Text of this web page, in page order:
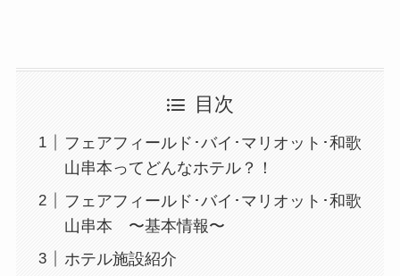
目次
フェアフィールド･バイ･マリオット･和歌
山串本ってどんなホテル？！
フェアフィールド･バイ･マリオット･和歌
山串本 〜基本情報〜
ホテル施設紹介